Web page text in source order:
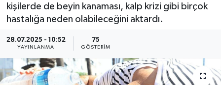
kişilerde de beyin kanaması, kalp krizi gibi birçok
hastalığa neden olabileceğini aktardı.
28.07.2025 - 10:52
YAYINLANMA
75
GÖSTERIM
Resmi İlanlar
Sağlık